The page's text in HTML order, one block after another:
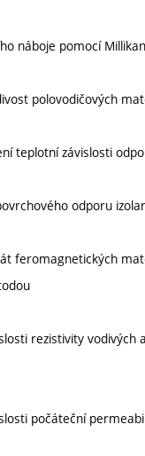
náboje pomocí
polovodičových
teplotní závislosti
odporu
feromagnetických
rezistivity vodivých
počáteční